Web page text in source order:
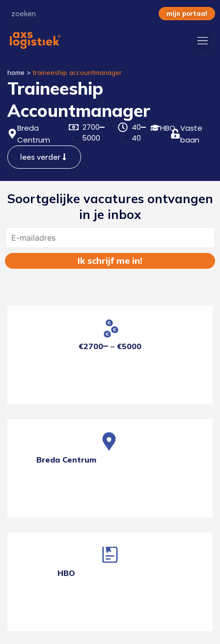
mijn portaal
home > traineeship accountmanager
Traineeship
Accountmanager
Breda
Centrum
2700
5000
40
40
HBO Vaste
baan
lees verder
Soortgelijke vacatures ontvangen
in je inbox
€2700 €5000
Breda Centrum
HBO